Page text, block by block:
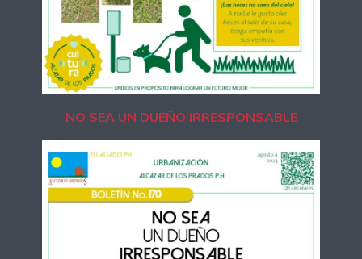
NO SEA UN DUEÑO IRRESPONSABLE